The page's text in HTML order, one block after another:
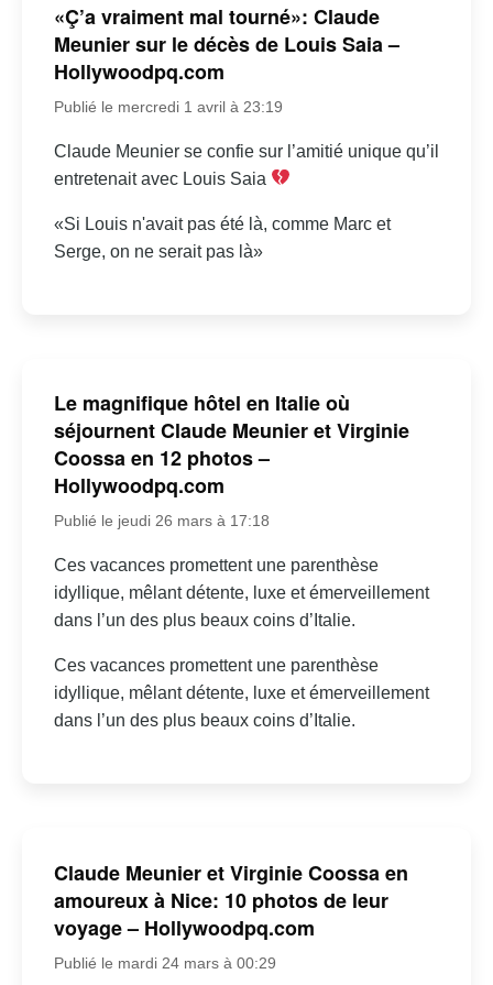
«Ç’a vraiment mal tourné»: Claude
Meunier sur le décès de Louis Saia –
Hollywoodpq.com
Publié le mercredi 1 avril à 23:19
Claude Meunier se confie sur l’amitié unique qu’il
entretenait avec Louis Saia
«Si Louis n'avait pas été là, comme Marc et
Serge, on ne serait pas là»
Le magnifique hôtel en Italie où
séjournent Claude Meunier et Virginie
Coossa en 12 photos –
Hollywoodpq.com
Publié le jeudi 26 mars à 17:18
Ces vacances promettent une parenthèse
idyllique, mêlant détente, luxe et émerveillement
dans l’un des plus beaux coins d’Italie.
Ces vacances promettent une parenthèse
idyllique, mêlant détente, luxe et émerveillement
dans l’un des plus beaux coins d’Italie.
Claude Meunier et Virginie Coossa en
amoureux à Nice: 10 photos de leur
voyage – Hollywoodpq.com
Publié le mardi 24 mars à 00:29